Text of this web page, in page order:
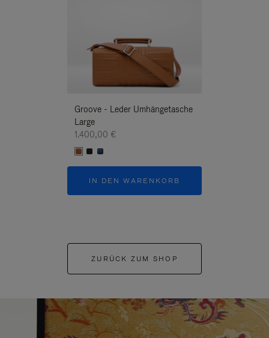
Groove - Leder Umhängetasche
Large
1.400,00 €
IN DEN WARENKORB
ZURÜCK ZUM SHOP